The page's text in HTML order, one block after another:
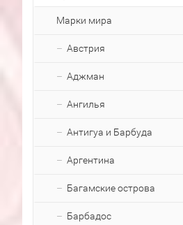
Марки мира
Австрия
Аджман
Ангилья
Антигуа и Барбуда
Аргентина
Багамские острова
Барбадос